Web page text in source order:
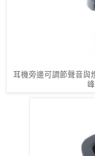
耳機旁邊可調節聲音與